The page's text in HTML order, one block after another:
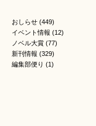
おしらせ (449)
イベント情報 (12)
ノベル大賞 (77)
新刊情報 (329)
編集部便り (1)